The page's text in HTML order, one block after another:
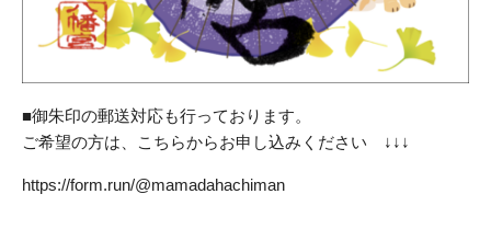
■御朱印の郵送対応も行っております。
ご希望の方は、こちらからお申し込みください ↓↓↓
https://form.run/@mamadahachiman